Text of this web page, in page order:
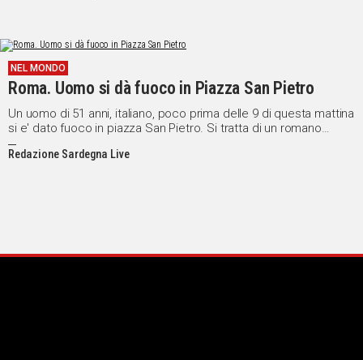
NEL MONDO
Roma. Uomo si dà fuoco in Piazza San Pietro
Un uomo di 51 anni, italiano, poco prima delle 9 di questa mattina
si e' dato fuoco in piazza San Pietro. Si tratta di un romano
residente nel quartiere di Tor Marancia.
Redazione Sardegna Live